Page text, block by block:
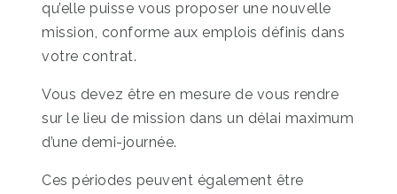
qu’elle puisse vous proposer une nouvelle
mission, conforme aux emplois définis dans
votre contrat.
Vous devez être en mesure de vous rendre
sur le lieu de mission dans un délai maximum
d’une demi-journée.
Ces périodes peuvent également être